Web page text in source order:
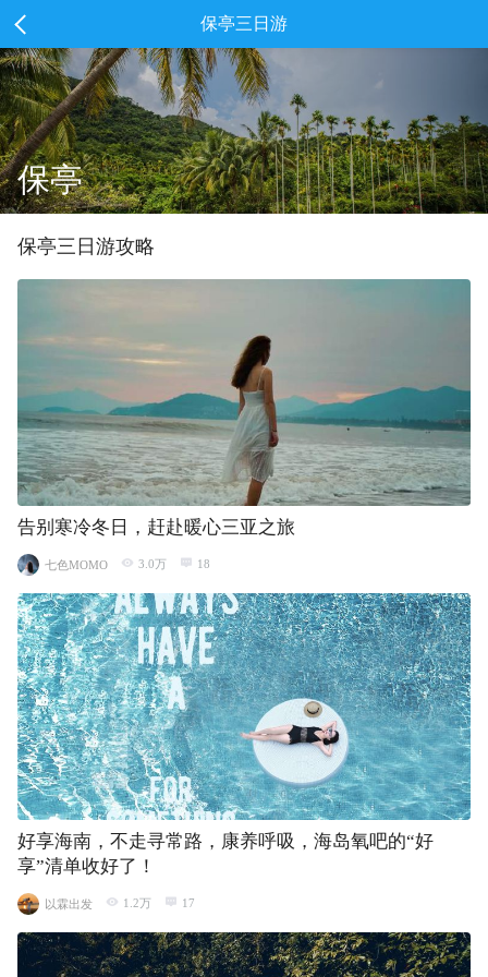
保亭三日游
保亭
保亭三 日游攻略
告别寒冷冬日，赶赴暖心三亚之旅
七色MOMO 3.0万 18
好享海南，不走寻常路，康养呼吸，海岛氧吧的“好
享”清单收好了！
以霖出发 1.2万 17